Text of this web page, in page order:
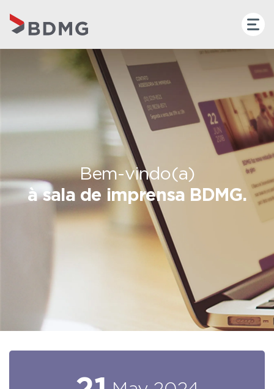
Bem-vindo(a)
à sala de imprensa BDMG.